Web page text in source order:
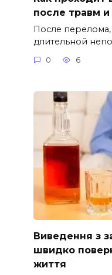
после травм
После
длительной
0 6
Виведення з
швидко
життя